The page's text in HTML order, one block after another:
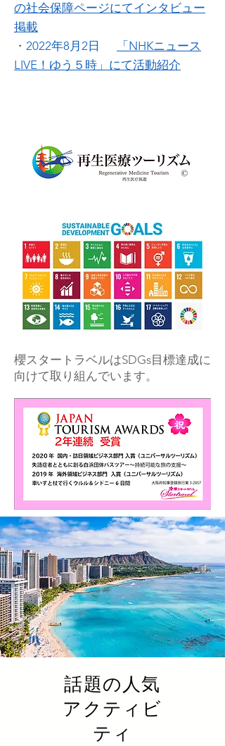
の社会保障ページにてインタビュー
掲載
・ 2022年8月2日
「NHKニュース
LIVE！ゆう５時」にて活動紹介
櫻スタートラベルはSDGs目標達成に
向けて取り組んでいます。
話題の人気
アクティビ
ティ